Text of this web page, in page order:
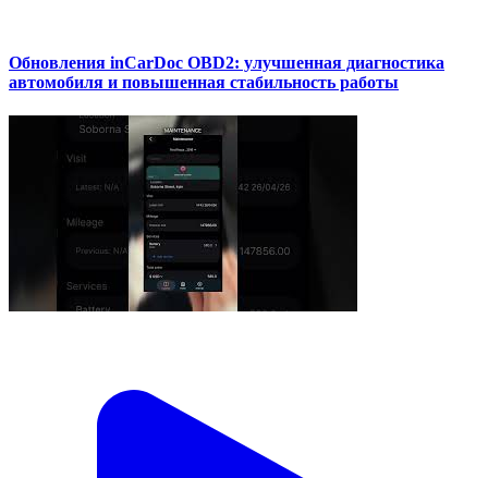
Обновления inCarDoc OBD2: улучшенная диагностика
автомобиля и повышенная стабильность работы